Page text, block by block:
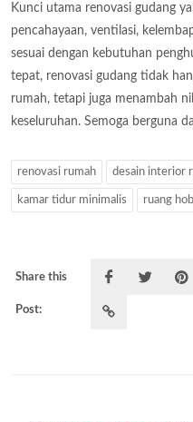
Kunci utama renovasi gudang
pencahayaan, ventilasi,
sesuai dengan kebutuhan
tepat, renovasi gudang tidak
rumah, tetapi juga menambah
keseluruhan. Semoga berguna
renovasi rumah desain interior
kamar tidur minimalis ruang
Share this
Post: